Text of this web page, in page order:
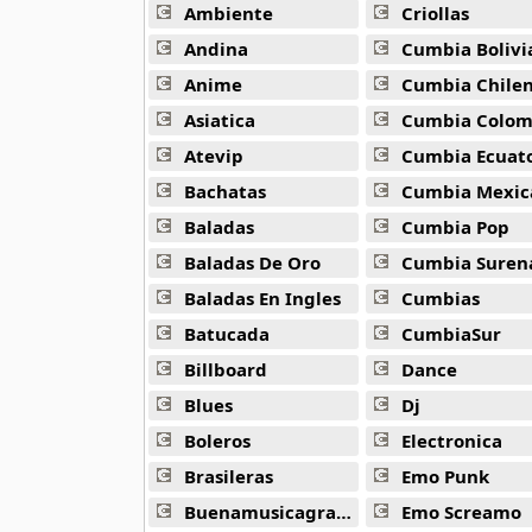
Gusttavo Lima
49 músicas online
Israel Lucero
14 músicas online
Joao Lucas e Marcelo
15 músicas online
Jorge e Mateus
21 músicas online
Juliana Lunardelli
15 músicas online
Leo Y Giba
22 músicas online
15 músicas online
Ambiente
Andina
Anime
Asiatica
Atevip
Bachatas
Baladas
Baladas De Oro
Baladas En Ingles
Batucada
Billboard
Blues
Boleros
Brasileras
Buenamusicagratis
Criollas
Cumbia
Cumbia
Cumbia
Cumbia
Cumbia
Cumbia Pop
Cumbia
Cumbias
CumbiaSur
Dance
Dj
Electronica
Emo Punk
Emo Screamo